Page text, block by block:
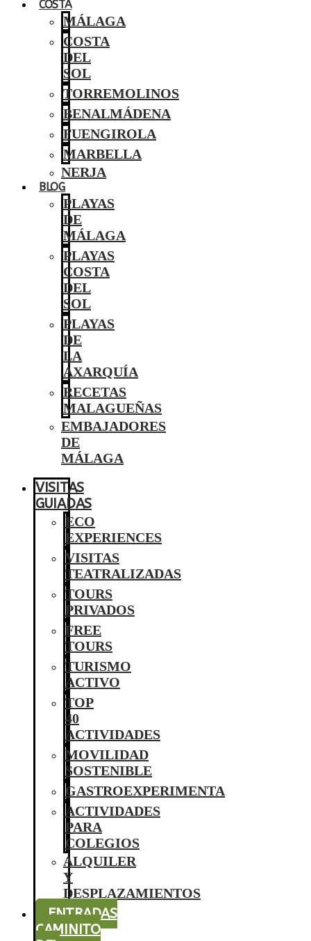
COSTA
MÁLAGA
COSTA
DEL
SOL
TORREMOLINOS
BENALMÁDENA
FUENGIROLA
MARBELLA
NERJA
BLOG
PLAYAS
DE
MÁLAGA
PLAYAS
COSTA
DEL
SOL
PLAYAS
DE
LA
AXARQUÍA
RECETAS
MALAGUEÑAS
EMBAJADORES
DE
MÁLAGA
VISITAS
GUIADAS
ECO
EXPERIENCES
VISITAS
TEATRALIZADAS
TOURS
PRIVADOS
FREE
TOURS
TURISMO
ACTIVO
TOP
40
ACTIVIDADES
MOVILIDAD
SOSTENIBLE
GASTROEXPERIMENTA
ACTIVIDADES
PARA
COLEGIOS
ALQUILER
Y
DESPLAZAMIENTOS
ENTRADAS
CAMINITO